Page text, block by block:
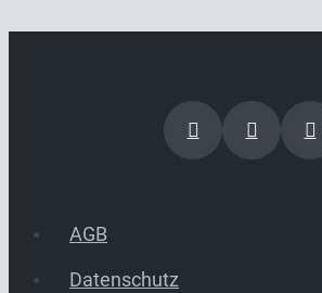
AGB
Datenschutz